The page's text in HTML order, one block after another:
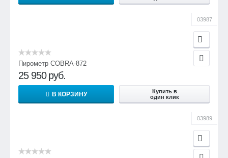
03987
Пирометр COBRA-872
25 950 руб.
В КОРЗИНУ
Купить в
один клик
03989